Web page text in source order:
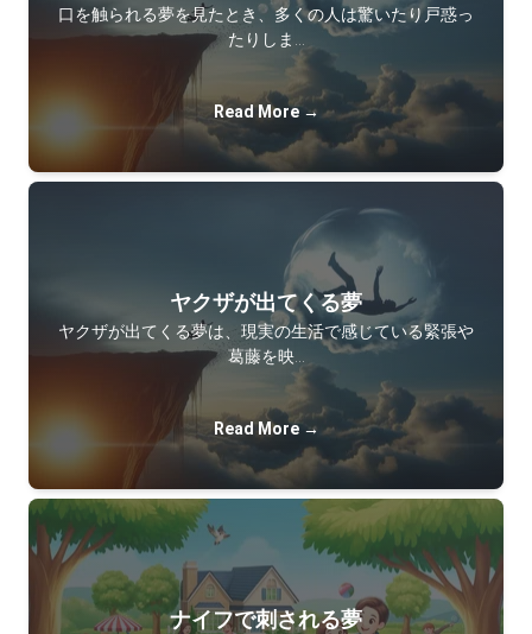
口を触られる夢を見たとき、多くの人は驚いたり戸惑っ
たりしま…
Read More →
ヤクザが出てくる夢
ヤクザが出てくる夢は、現実の生活で感じている緊張や
葛藤を映…
Read More →
ナイフで刺される夢